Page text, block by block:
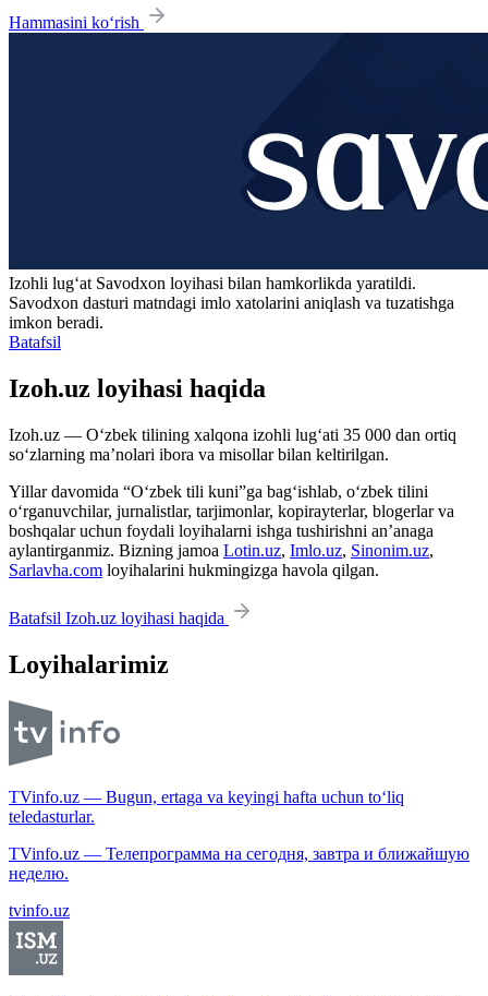
Hammasini ko‘rish
Izohli lugʻat Savodxon loyihasi bilan hamkorlikda yaratildi.
Savodxon dasturi matndagi imlo xatolarini aniqlash va tuzatishga
imkon beradi.
Batafsil
Izoh.uz loyihasi haqida
Izoh.uz — O‘zbek tilining xalqona izohli lug‘ati 35 000 dan ortiq
so‘zlarning ma’nolari ibora va misollar bilan keltirilgan.
Yillar davomida “O‘zbek tili kuni”ga bag‘ishlab, o‘zbek tilini
o‘rganuvchilar, jurnalistlar, tarjimonlar, kopirayterlar, blogerlar va
boshqalar uchun foydali loyihalarni ishga tushirishni an’anaga
aylantirganmiz. Bizning jamoa Lotin.uz, Imlo.uz, Sinonim.uz,
Sarlavha.com loyihalarini hukmingizga havola qilgan.
Batafsil Izoh.uz loyihasi haqida
Loyihalarimiz
TVinfo.uz — Bugun, ertaga va keyingi hafta uchun to‘liq
teledasturlar.
TVinfo.uz — Телепрограмма на сегодня, завтра и ближайшую
неделю.
tvinfo.uz